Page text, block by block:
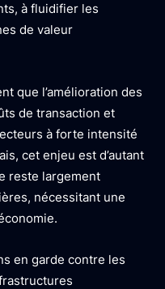
à fluidifier les
de valeur
que l’amélioration des
de transaction et
à forte intensité
cet enjeu est d’autant
reste largement
nécessitant une
en garde contre les